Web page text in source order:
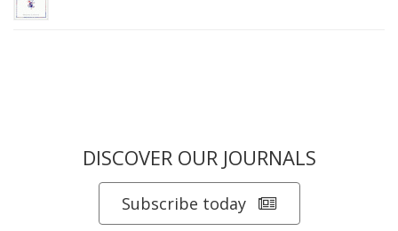
DISCOVER OUR JOURNALS
Subscribe today